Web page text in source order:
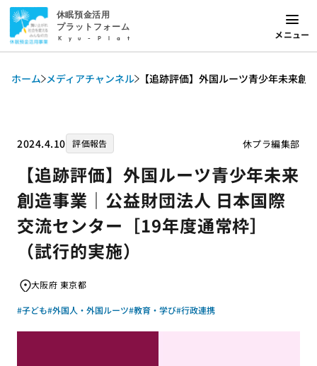
休眠預金活用
プラットフォーム
Kyu-Plat メニュー
ホーム メディアチャンネル 【追跡評価】外国ルーツ青少年未来
2024.4.10 評価報告 休プラ編集部
【追跡評価】外国ルーツ青少年未来
創造事業｜公益財団法人 日本国際
交流センター［19年度通常枠］
（試行的実施）
大阪府 東京都
#子ども#外国人・外国ルーツ#教育・学び#行政連携